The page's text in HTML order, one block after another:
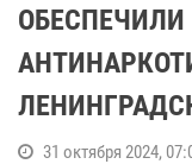
31 октября 2024,